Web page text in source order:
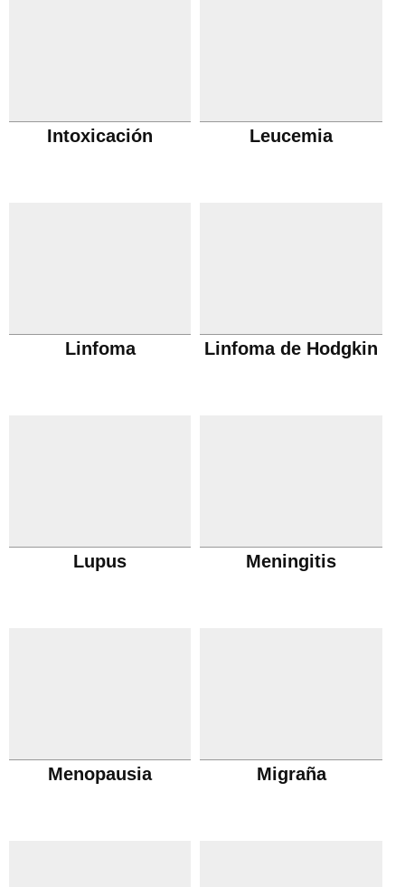
Intoxicación Leucemia
Linfoma Linfoma de Hodgkin
Lupus Meningitis
Menopausia Migraña